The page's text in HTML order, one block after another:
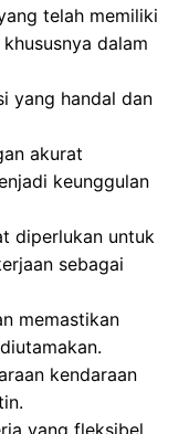
telah memiliki
dalam
yang handal dan
akurat
keunggulan
diperlukan untuk
sebagai
memastikan
kendaraan
yang fleksibel